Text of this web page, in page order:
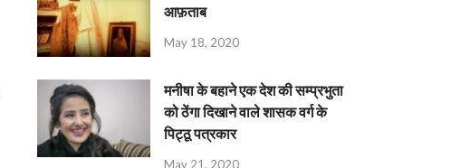
आफ़ताब
May 18, 2020
मनीषा के बहाने एक देश की सम्प्रभुता
को ठेंगा दिखाने वाले शासक वर्ग के
पिट्ठू पत्रकार
May 21, 2020